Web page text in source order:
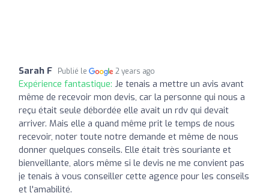
Sarah F Publié le 2 years ago
Expérience fantastique: Je tenais a mettre un avis avant
même de recevoir mon devis, car la personne qui nous a
reçu était seule débordée elle avait un rdv qui devait
arriver. Mais elle a quand même prit le temps de nous
recevoir, noter toute notre demande et même de nous
donner quelques conseils. Elle était très souriante et
bienveillante, alors même si le devis ne me convient pas
je tenais à vous conseiller cette agence pour les conseils
et l'amabilité.